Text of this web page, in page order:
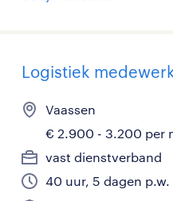
Logistiek
Vaassen
€ 2.900 - 3.200 per
vast dienstverband
40 uur, 5 dagen p.w.